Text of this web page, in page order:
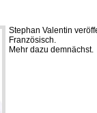
Stephan Valentin
Französisch.
Mehr dazu demnächst.